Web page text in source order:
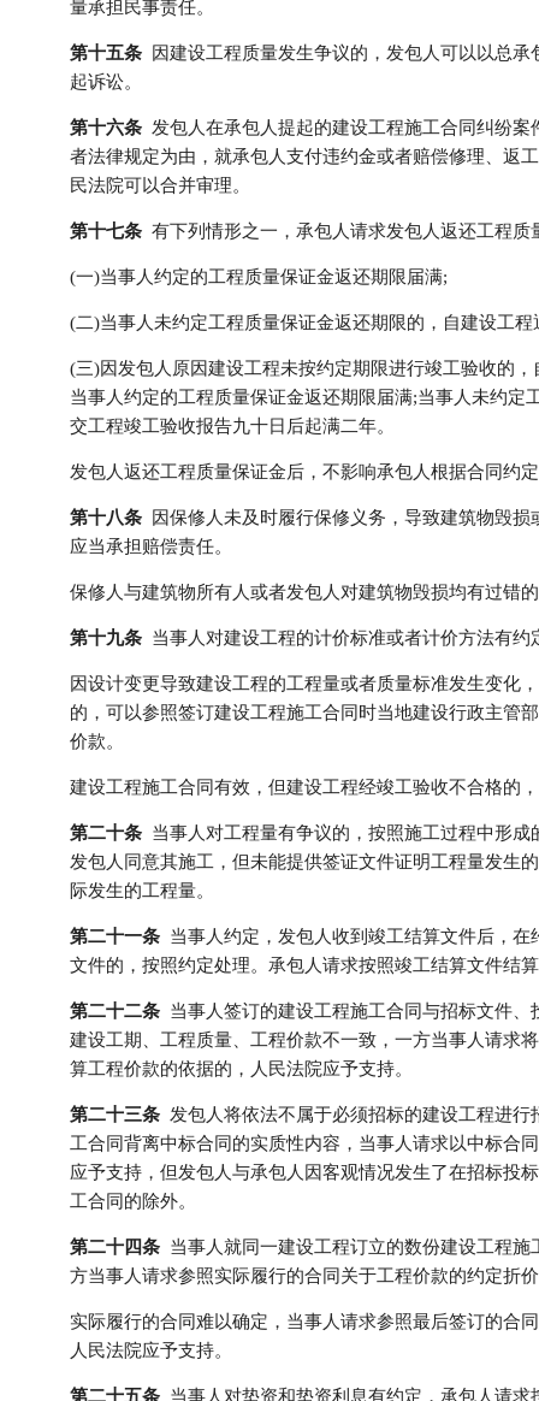
量承担民事责任。
第十五条 因建设工程质量发生争议的，发包人可以以总
起诉讼。
第十六条 发包人在承包人提起的建设工程施工合同纠纷
者法律规定为由，就承包人支付违约金或者赔偿修理、返
民法院可以合并审理。
第十七条 有下列情形之一，承包人请求发包人返还工程
(一)当事人约定的工程质量保证金返还期限届满;
(二)当事人未约定工程质量保证金返还期限的，自建设工
(三)因发包人原因建设工程未按约定期限进行竣工验收的
当事人约定的工程质量保证金返还期限届满;当事人未约定
交工程竣工验收报告九十日后起满二年。
发包人返还工程质量保证金后，不影响承包人根据合同约
第十八条 因保修人未及时履行保修义务，导致建筑物毁
应当承担赔偿责任。
保修人与建筑物所有人或者发包人对建筑物毁损均有过错
第十九条 当事人对建设工程的计价标准或者计价方法有
因设计变更导致建设工程的工程量或者质量标准发生变化
的，可以参照签订建设工程施工合同时当地建设行政主管
价款。
建设工程施工合同有效，但建设工程经竣工验收不合格的
第二十条 当事人对工程量有争议的，按照施工过程中形
发包人同意其施工，但未能提供签证文件证明工程量发生
际发生的工程量。
第二十一条 当事人约定，发包人收到竣工结算文件后，
文件的，按照约定处理。承包人请求按照竣工结算文件结
第二十二条 当事人签订的建设工程施工合同与招标文件
建设工期、工程质量、工程价款不一致，一方当事人请求
算工程价款的依据的，人民法院应予支持。
第二十三条 发包人将依法不属于必须招标的建设工程进
工合同背离中标合同的实质性内容，当事人请求以中标合
应予支持，但发包人与承包人因客观情况发生了在招标投
工合同的除外。
第二十四条 当事人就同一建设工程订立的数份建设工程
方当事人请求参照实际履行的合同关于工程价款的约定折
实际履行的合同难以确定，当事人请求参照最后签订的合
人民法院应予支持。
第二十五条 当事人对垫资和垫资利息有约定，承包人请